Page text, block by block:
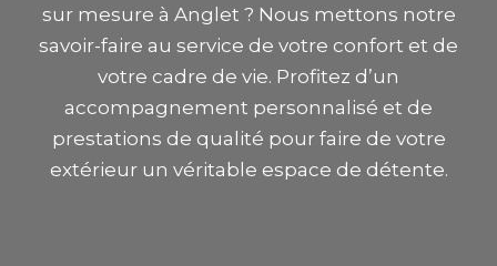
sur mesure à Anglet ? Nous mettons notre
savoir-faire au service de votre confort et de
votre cadre de vie. Profitez d’un
accompagnement personnalisé et de
prestations de qualité pour faire de votre
extérieur un véritable espace de détente.